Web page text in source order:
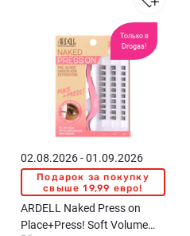
Только в
Drogas!
02.08.2026 - 01.09.2026
Подарок за покупку
свыше 19,99 евро!
ARDELL Naked Press on
Place+Press! Soft Volume